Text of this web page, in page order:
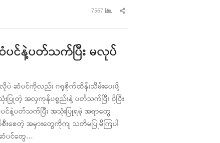
7567
Share
post
ပင်နဲ့ပတ်သက်ပြီး မလုပ်
ပဲ ဆံပင်ကိုလည်း ဂရုစိုက်ထိန်းသိမ်းပေးဖို့
တဲ့ အလှကုန်ပစ္စည်းနဲ့ ပတ်သက်ပြီး ပိုပြီး
ပင်နဲ့ပတ်သက်ပြီး အသုံးပြုရမဲ့ အရာတွေ
စေတဲ့ အမှားတွေကိုကျ သတိမပြုမိကြပါ
ဆံပင်တွေ…